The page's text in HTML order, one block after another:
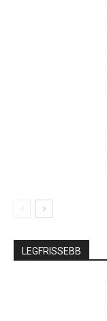
LEGFRISSEBB